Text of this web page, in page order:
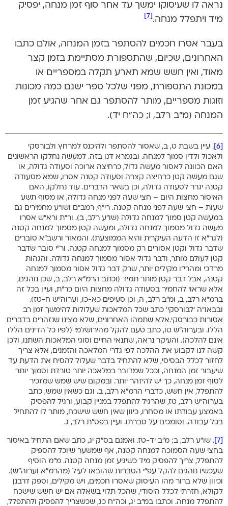
נראה לו שעיסוקו ימשך עד אחר סוף זמן מנחה, יפסיק
מיד ויתפלל מנחה.
בעבר אסרו חכמים להסתפר בזמן המנחה, אולם כתבו
האחרונים, שכיום, שהתספורת מסתיימת בזמן קצר
מאוד, ואין חשש שמא תארע תקלה במספריים או
במכונת התספורת, מפני שלכל ספר ישנם כמה מכונות
וזוגות מספריים, מותר להסתפר גם אחר שהגיע זמן
המנחה (מ”ב רלב, ו; כה”ח יד).
. עיין בשבת ט, ב, שאסור להסתפר ולהיכנס למרחץ ולבורסקי
ולאכול ולדין סמוך למנחה. ובגמרא דנו בזה. למעשה נחלקו הראשונים
האם הכוונה לאסור מעשה גדול, כרחיצה ארוכה וסעודה גדולה, או
שגם מעשה קטן כרחיצה קצרה וסעודה קטנה אסרו, שמא מסעודה
קטנה יגרר לסעודה גדולה, וכן בשאר הדברים. עוד נחלקו, האם
האיסור מחצות היום – חצי שעה לפני מנחה גדולה, או מסוף תשע
שעות – חצי שעה לפני מנחה קטנה. רי”ף, רמב”ם ושו”ע מחמירים גם
במעשה קטן סמוך למנחה גדולה (שו”ע רלב, ב). ור”ת ורא”ש אסרו
מעשה גדול מסמוך למנחה גדולה, ומעשה קטן מסמוך למנחה קטנה
(לגר”א זו הדעה העיקרית והיא הממוצעת). והמאור ורשב”א סוברים
שדבר גדול וקטן אסורים רק מסמוך למנחה קטנה. ור”י סובר שדבר
קטן לעולם מותר, ודבר גדול אסור מסמוך למנחה גדולה. והגהות
מרדכי ומהרי”ו מקילים יותר, שרק דבר גדול אסור מסמוך למנחה
קטנה, אבל דבר קטן מותר תמיד (וכתב הרמ”א רלב, ב, שכן נוהגים,
אלא שראוי להחמיר בסעודה גדולה מחצות היום כר”ת, ועיין בכל זה
ברמ”א רלב, ב, ומ”ב רלב, ה, וכן סעיפים כא-כו, וערוה”ש ח-טז).
ובבאו”ה ‘לבורסקי’ כתב שכל המלאכות שעלולות להימשך זמן רב
אסורות כבורסקי.אלא שתמהו האחרונים, שלא מצינו שנזהרים בדברים
הללו. ובערוה”ש טו, כתב טעם להקל מהירושלמי (לפיו כל הדינים הללו
אינם להלכה). והעיקר נראה, שתנאי החיים וסוגי המלאכות השתנו, ולכן
קשה לנו לקבוע את ההלכה לפי גדרי המלאכה והזמנים, אלא צריך
לחזור לכלל הבסיסי, שלא להתחיל בדבר שעלול להסיח את הדעת עד
שיעבור זמן המנחה, וככל שמדובר במלאכה יותר טורדת וסמוך יותר
לסוף זמן מנחה, כך יש להיזהר יותר. ובמקום שיש שמש שמזכיר
להתפלל, אין חשש, כדברי הרמ”א רלב, ב. וגם כשאין שמש, כתב
בערוה”ש רלב, טז, שהרגיל להתפלל במניין קבוע, ורגיל להפסיק
באמצע עבודתו או מסחרו, כיוון שאין חשש שישכח, מותר לו להתחיל
בכל עבודה. וסומכים על סברתו. ועיין בפס”ת רלב, ג.
. שו”ע רלב, ב; מ”ב יד-טז. ואמנם בס”ק יג, כתב שאם התחיל באיסור
בחצי שעה הסמוכה למנחה קטנה, אף שמשער שיוכל להספיק
להתפלל, צריך להפסיק מיד כשיגיע זמן מנחה קטנה. מ”מ הוסיף
שעכשיו נוהגים להקל עפ”י הסברות שהובאו לעיל (מהרמ”א וערוה”ש).
וכיוון שלא ברור מהו העיסוק שאסרו חכמים, ויש מקילים, וספק דרבנן
לקולא, חזרתי לכלל היסודי, שהכל תלוי בשאלה אם יש חשש שישכח
להתפלל מנחה. וכתבו במ”ב יג, וכה”ח כג, שכשצריך להפסיק ולהתפלל,